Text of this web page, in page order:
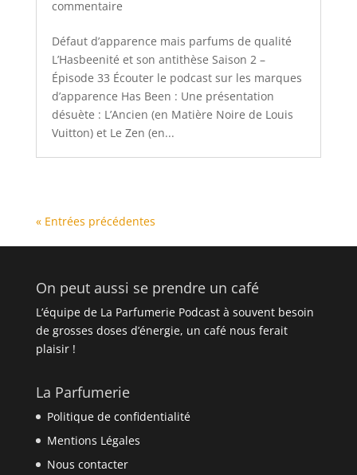
commentaire
Défaut d’apparence mais parfums de qualité
L’Hasbeenité et son antithèse Saison 2 –
Épisode 33 Écouter le podcast sur les marques
d’apparence Has Been : Une présentation
désuète : L’Ancien (en Matière Noire de Louis
Vuitton) et Le Zen (en...
« Entrées précédentes
On peut aussi se prendre un café
L’équipe de La Parfumerie Podcast à souvent besoin
de grosses doses d’énergie, un café nous ferait
plaisir !
La Parfumerie
Politique de confidentialité
Mentions Légales
Nous contacter